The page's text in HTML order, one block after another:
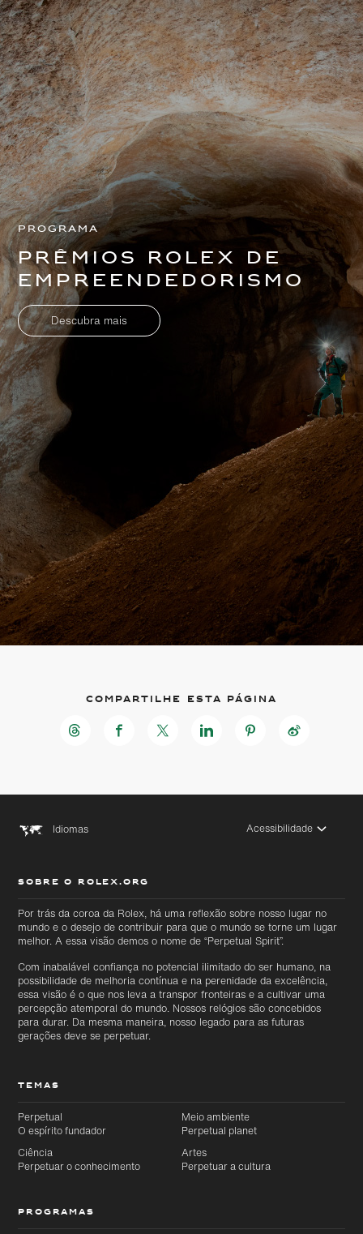
para o
conteúdo
principal
diretamente
para o
rodapé
Programa
Prêmios Rolex de
Empreendedorismo
Descubra mais
Compartilhe esta página
Idiomas Acessibilidade
SOBRE O ROLEX.ORG
Por trás da coroa da Rolex, há uma reflexão sobre nosso lugar no
mundo e o desejo de contribuir para que o mundo se torne um lugar
melhor. A essa visão demos o nome de “Perpetual Spirit”.
Com inabalável confiança no potencial ilimitado do ser humano, na
possibilidade de melhoria contínua e na perenidade da excelência,
essa visão é o que nos leva a transpor fronteiras e a cultivar uma
percepção atemporal do mundo. Nossos relógios são concebidos
para durar. Da mesma maneira, nosso legado para as futuras
gerações deve se perpetuar.
TEMAS
Perpetual
O espírito fundador
Meio ambiente
Perpetual planet
Ciência
Perpetuar o conhecimento
Artes
Perpetuar a cultura
PROGRAMAS